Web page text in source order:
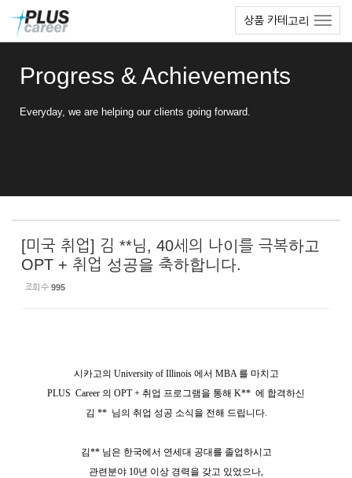
상품 카테고리
Progress & Achievements
Everyday, we are helping our clients going forward.
[미국 취업] 김 **님, 40세의 나이를 극복하고
OPT + 취업 성공을 축하합니다.
조회 수 995
시카고의 University of Illinois 에서 MBA 를 마치고
PLUS Career 의 OPT + 취업 프로그램을 통해 K** 에 합격하신
김 ** 님의 취업 성공 소식을 전해 드립니다.
김** 님 은 한국에서 연세대 공대를 졸업하시고
관련분야 10년 이상 경력을 갖고 있었으나,